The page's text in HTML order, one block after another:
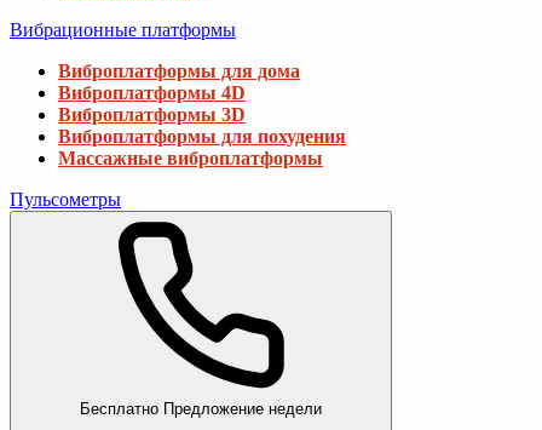
Вибрационные платформы
Виброплатформы для дома
Виброплатформы 4D
Виброплатформы 3D
Виброплатформы для похудения
Массажные виброплатформы
Пульсометры
Бесплатно Предложение недели